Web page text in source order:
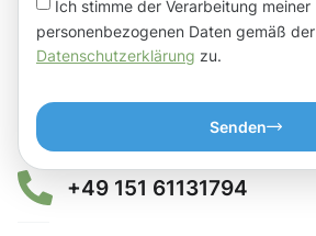
Ich stimme der Verarbeitung meiner
personenbezogenen Daten gemäß der
Datenschutzerklärung zu.
Senden
+49 151 61131794